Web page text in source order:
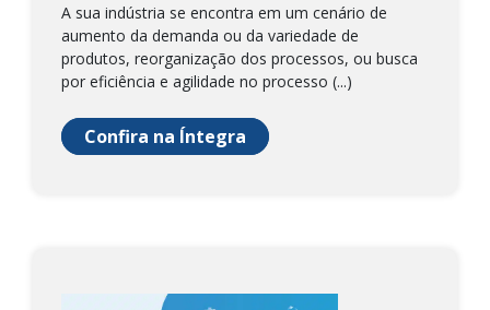
A sua indústria se encontra em um cenário de
aumento da demanda ou da variedade de
produtos, reorganização dos processos, ou busca
por eficiência e agilidade no processo (...)
Confira na Íntegra